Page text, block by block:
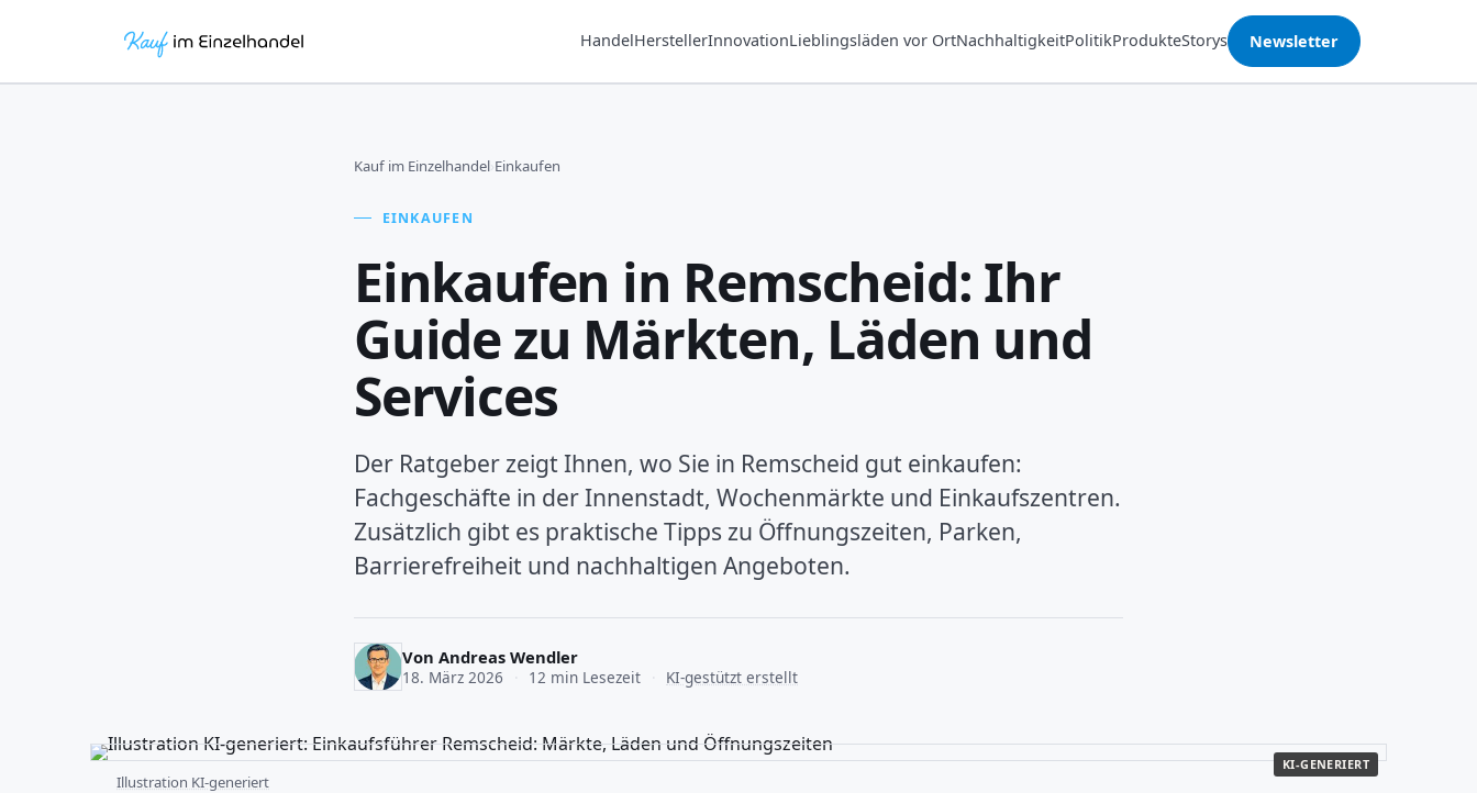
HandelHerstellerInnovationLieblingsläden vor OrtNachhaltigkeitPolitikProdukteStorys Newsletter
Kauf im Einzelhandel›Einkaufen
EINKAUFEN
Einkaufen in Remscheid: Ihr
Guide zu Märkten, Läden und
Services
Der Ratgeber zeigt Ihnen, wo Sie in Remscheid gut einkaufen:
Fachgeschäfte in der Innenstadt, Wochenmärkte und Einkaufszentren.
Zusätzlich gibt es praktische Tipps zu Öffnungszeiten, Parken,
Barrierefreiheit und nachhaltigen Angeboten.
Von Andreas Wendler
18. März 2026 12 min Lesezeit KI-gestützt erstellt
KI-GENERIERT
Illustration KI-generiert